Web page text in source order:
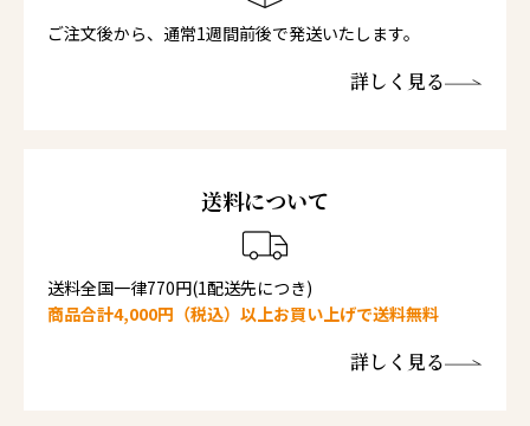
ご注文後から、通常1週間前後で発送いたします。
詳しく見る
送料について
送料全国一律770円(1配送先につき)
商品合計4,000円（税込）以上お買い上げで送料無料
詳しく見る